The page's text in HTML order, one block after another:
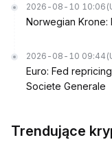
2026-08-10 10:06
Norwegian Krone:
2026-08-10 09:44
Euro: Fed
Societe Generale
Trendujące